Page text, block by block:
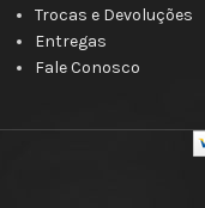
Trocas e Devoluções
Entregas
Fale Conosco